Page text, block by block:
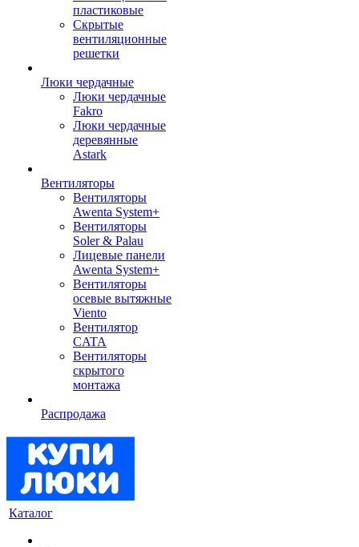
пластиковые
Скрытые
вентиляционные
решетки
Люки чердачные
Люки чердачные
Fakro
Люки чердачные
деревянные
Astark
Вентиляторы
Вентиляторы
Awenta System+
Вентиляторы
Soler & Palau
Лицевые панели
Awenta System+
Вентиляторы
осевые вытяжные
Viento
Вентилятор
CATA
Вентиляторы
скрытого
монтажа
Распродажа
Каталог